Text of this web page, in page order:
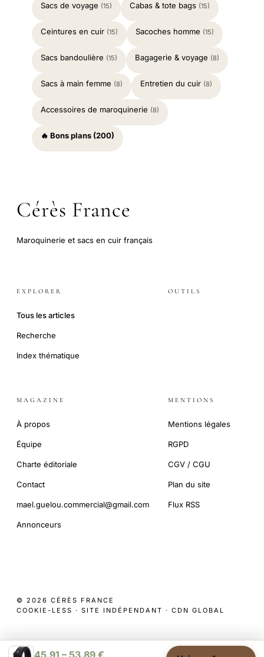
Sacs de voyage (15) Cabas & tote bags (15)
Ceintures en cuir (15) Sacoches homme (15)
Sacs bandoulière (15) Bagagerie & voyage (8)
Sacs à main femme (8) Entretien du cuir (8)
Accessoires de maroquinerie (8)
🔥 Bons plans (200)
Cérès France
Maroquinerie et sacs en cuir français
EXPLORER
Tous les articles
Recherche
Index thématique
OUTILS
MAGAZINE
À propos
Équipe
Charte éditoriale
Contact
mael.guelou.commercial@gmail.com
Annonceurs
MENTIONS
Mentions légales
RGPD
CGV / CGU
Plan du site
Flux RSS
© 2026 CÉRÈS FRANCE
COOKIE-LESS · SITE INDÉPENDANT · CDN GLOBAL